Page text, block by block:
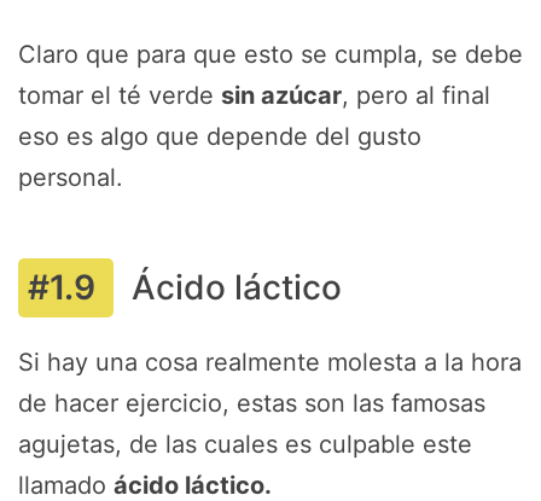
Claro que para que esto se cumpla, se debe
tomar el té verde sin azúcar, pero al final
eso es algo que depende del gusto
personal.
Ácido láctico
Si hay una cosa realmente molesta a la hora
de hacer ejercicio, estas son las famosas
agujetas, de las cuales es culpable este
llamado ácido láctico.